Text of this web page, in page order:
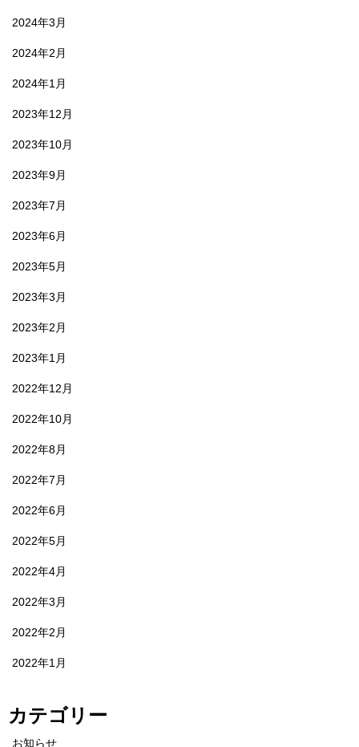
2024年3月
2024年2月
2024年1月
2023年12月
2023年10月
2023年9月
2023年7月
2023年6月
2023年5月
2023年3月
2023年2月
2023年1月
2022年12月
2022年10月
2022年8月
2022年7月
2022年6月
2022年5月
2022年4月
2022年3月
2022年2月
2022年1月
カテゴリー
お知らせ